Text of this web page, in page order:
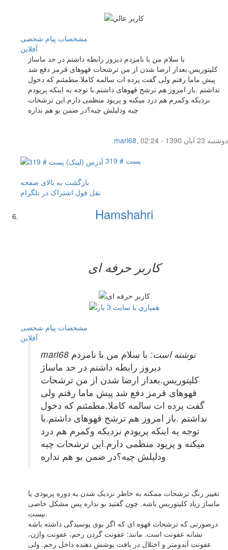
مشخصات پیام شخصی
آفلاين
با سلام من با نامزدم دیروز رابطه داشتم در حد ماساژ
کلیتوریس.بعداز ارضا شدن از من ترشحات قهوهای قرمز دفع شد
پیش ماما رفتم ولی گفت پرده ات سالمه کاملا.مطمئنم که دخول
نداشتم .باز امروز هم ترشح قهوهای داشتم.با توجه یه اینکه پریودم
نزدیکه وکمرم هم درد میکنه و پریود منظمی دارم.این ترشحات
چیه ودلیلش چیه؟در ضمن بو هم نداره
mari68,
دوشنبه 23 آبان 1390 - 02:24
پست # 319
بازگشت به بالای صفحه
نقل قول اشتراک در تلگرام
Hamshahri
کاربر حرفه ای
مشخصات پیام شخصی
آفلاين
mari68 نوشته است: با سلام من با نامزدم
دیروز رابطه داشتم در حد ماساژ
کلیتوریس.بعداز ارضا شدن از من ترشحات
قهوهای قرمز دفع شد پیش ماما رفتم ولی
گفت پرده ات سالمه کاملا.مطمئنم که دخول
نداشتم .باز امروز هم ترشح قهوهای داشتم.با
توجه یه اینکه پریودم نزدیکه وکمرم هم درد
میکنه و پریود منظمی دارم.این ترشحات چیه
ودلیلش چیه؟در ضمن بو هم نداره
تغییر رنگ ترشحات ممکنه به خاطر نزدیک شدن به دوره پریودی یا
ماساژ زیاد کلیتوریس باشه. چون گفتید بو نداره پس مشکل خاصی
نیست.
درصورتی که ترشحات قهوه ای که اگر بوی پوسیدگی داشته باشه
نشانه عفونت است. مانند: عفونت گردن رحم، عفونت واژن،
عفونت آندومتر و اختلال در بافت پوشش دهنده داخل رحم. ولی